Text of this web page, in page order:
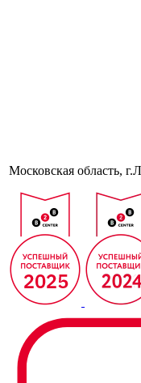
Московская область,